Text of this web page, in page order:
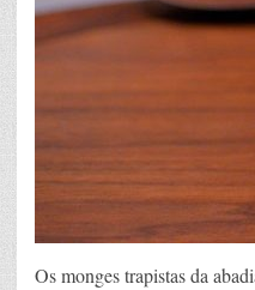
Os monges trapistas da